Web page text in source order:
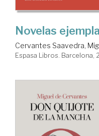
Novelas
Cervantes Saavedra,
Espasa Libros. Barcelona,